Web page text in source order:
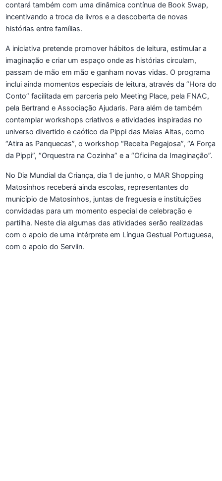
contará também com uma dinâmica contínua de Book Swap,
incentivando a troca de livros e a descoberta de novas
histórias entre famílias.
A iniciativa pretende promover hábitos de leitura, estimular a
imaginação e criar um espaço onde as histórias circulam,
passam de mão em mão e ganham novas vidas. O programa
inclui ainda momentos especiais de leitura, através da “Hora do
Conto” facilitada em parceria pelo Meeting Place, pela FNAC,
pela Bertrand e Associação Ajudaris. Para além de também
contemplar workshops criativos e atividades inspiradas no
universo divertido e caótico da Pippi das Meias Altas, como
“Atira as Panquecas”, o workshop “Receita Pegajosa”, “A Força
da Pippi”, “Orquestra na Cozinha” e a “Oficina da Imaginação”.
No Dia Mundial da Criança, dia 1 de junho, o MAR Shopping
Matosinhos receberá ainda escolas, representantes do
município de Matosinhos, juntas de freguesia e instituições
convidadas para um momento especial de celebração e
partilha. Neste dia algumas das atividades serão realizadas
com o apoio de uma intérprete em Língua Gestual Portuguesa,
com o apoio do Serviin.